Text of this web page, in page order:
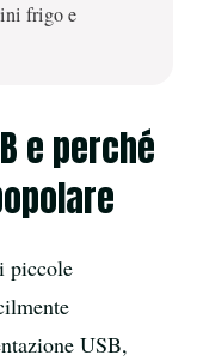
frigo e
e perché
piccole
USB,